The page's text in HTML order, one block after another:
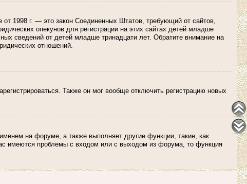
1998 г. — это закон Соединенных Штатов, требующий от сайтов,
опекунов для регистрации на этих сайтах детей младше
сведений от детей младше тринадцати лет. Обратите внимание на
отношений.
Также он мог вообще отключить регистрацию новых
на форуме, а также выполняет другие функции, такие, как
имеются проблемы с входом или с выходом из форума, то функция